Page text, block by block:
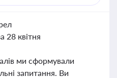
28 квітня
ми сформували
запитання. Ви